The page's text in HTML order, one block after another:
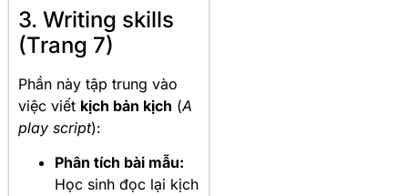
3. Writing skills
(Trang 7)
Phần này tập trung vào
việc viết kịch bản kịch (A
play script):
Phân tích bài mẫu:
Học sinh đọc lại kịch